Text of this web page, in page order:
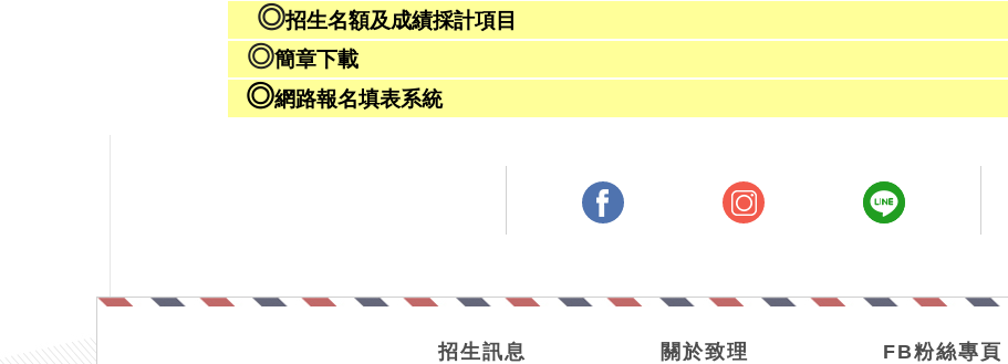
◎招生名額及成績採計項目
◎簡章下載
◎網路報名填表系統
招生訊息 關於致理 FB粉絲專頁